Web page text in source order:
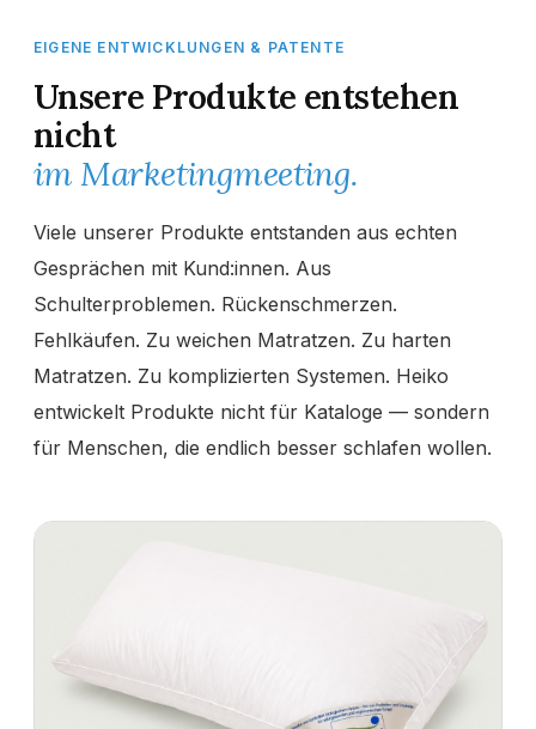
EIGENE ENTWICKLUNGEN & PATENTE
Unsere Produkte entstehen
nicht
im Marketingmeeting.
Viele unserer Produkte entstanden aus echten
Gesprächen mit Kund:innen. Aus
Schulterproblemen. Rückenschmerzen.
Fehlkäufen. Zu weichen Matratzen. Zu harten
Matratzen. Zu komplizierten Systemen. Heiko
entwickelt Produkte nicht für Kataloge — sondern
für Menschen, die endlich besser schlafen wollen.
Online-Beratung Hannover Döhren
Sie sehen gerade einen Platzhalterinhalt von
auf den eigentlichen Inhalt zuzugreifen, klicken Sie auf den Button
weitergegeben werden.
Weitere Informationen
'